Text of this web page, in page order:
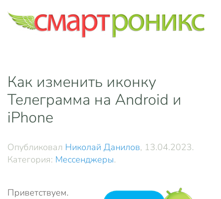
Skip to main content
Как изменить иконку
Телеграмма на Android и
iPhone
Опубликовал Николай Данилов, 13.04.2023.
Категория: Мессенджеры.
Приветствуем.